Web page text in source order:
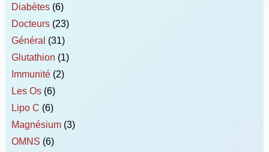
Diabètes(6)
Docteurs(23)
Général (31)
Glutathion (1)
Immunité(2)
Les Os(6)
Lipo C (6)
Magnésium(3)
OMNS (6)